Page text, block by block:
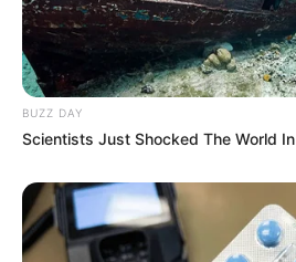
BUZZ DAY
Scientists Just Shocked The World